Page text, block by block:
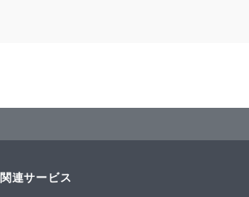
関連サービス